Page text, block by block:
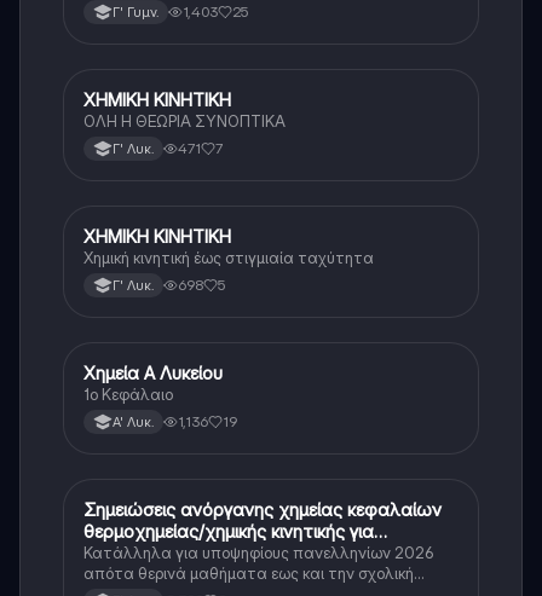
Γ' Γυμν. 1,403 25
Χημεία (Θετ.)
ΧΗΜΙΚΗ ΚΙΝΗΤΙΚΗ
ΟΛΗ Η ΘΕΩΡΙΑ ΣΥΝΟΠΤΙΚΑ
Γ' Λυκ. 471 7
Χημεία (Θετ.)
ΧΗΜΙΚΗ ΚΙΝΗΤΙΚΗ
Χημική κινητική έως στιγμιαία ταχύτητα
Γ' Λυκ. 698 5
Χημεία
Χημεία Α Λυκείου
1ο Κεφάλαιο
Α' Λυκ. 1,136 19
Χημεία
Σημειώσεις ανόργανης χημείας κεφαλαίων
θερμοχημείας/χημικής κινητικής για
πανελληνιες 2026
Κατάλληλα για υποψηφίους πανελληνίων 2026
απότα θερινά μαθήματα εως και την σχολική